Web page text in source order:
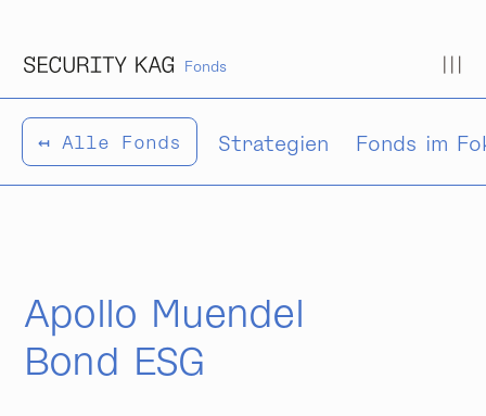
Fonds
↤ Alle Fonds Strategien Fonds im
Apollo Muendel
Bond ESG